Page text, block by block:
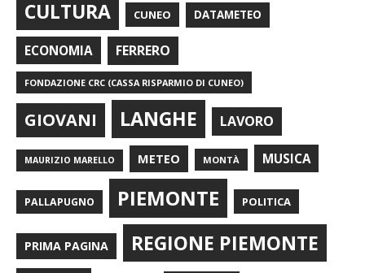
CULTURA CUNEO DATAMETEO
ECONOMIA FERRERO
FONDAZIONE CRC (CASSA RISPARMIO DI CUNEO)
GIOVANI LANGHE LAVORO
MAURIZIO MARELLO METEO MONTÀ MUSICA
PALLAPUGNO PIEMONTE POLITICA
PRIMA PAGINA REGIONE PIEMONTE